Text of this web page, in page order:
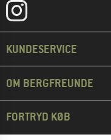
KUNDESERVICE
OM BERGFREUNDE
FORTRYD KØB